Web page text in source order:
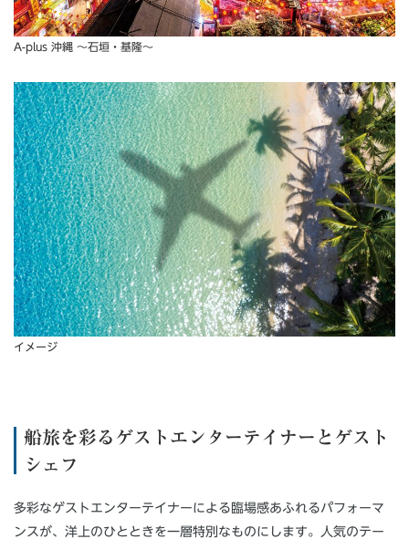
A-plus 沖縄 〜石垣・基隆〜
イメージ
船旅を彩るゲストエンターテイナーとゲスト
シェフ
多彩なゲストエンターテイナーによる臨場感あふれるパフォーマ
ンスが、洋上のひとときを一層特別なものにします。人気のテー